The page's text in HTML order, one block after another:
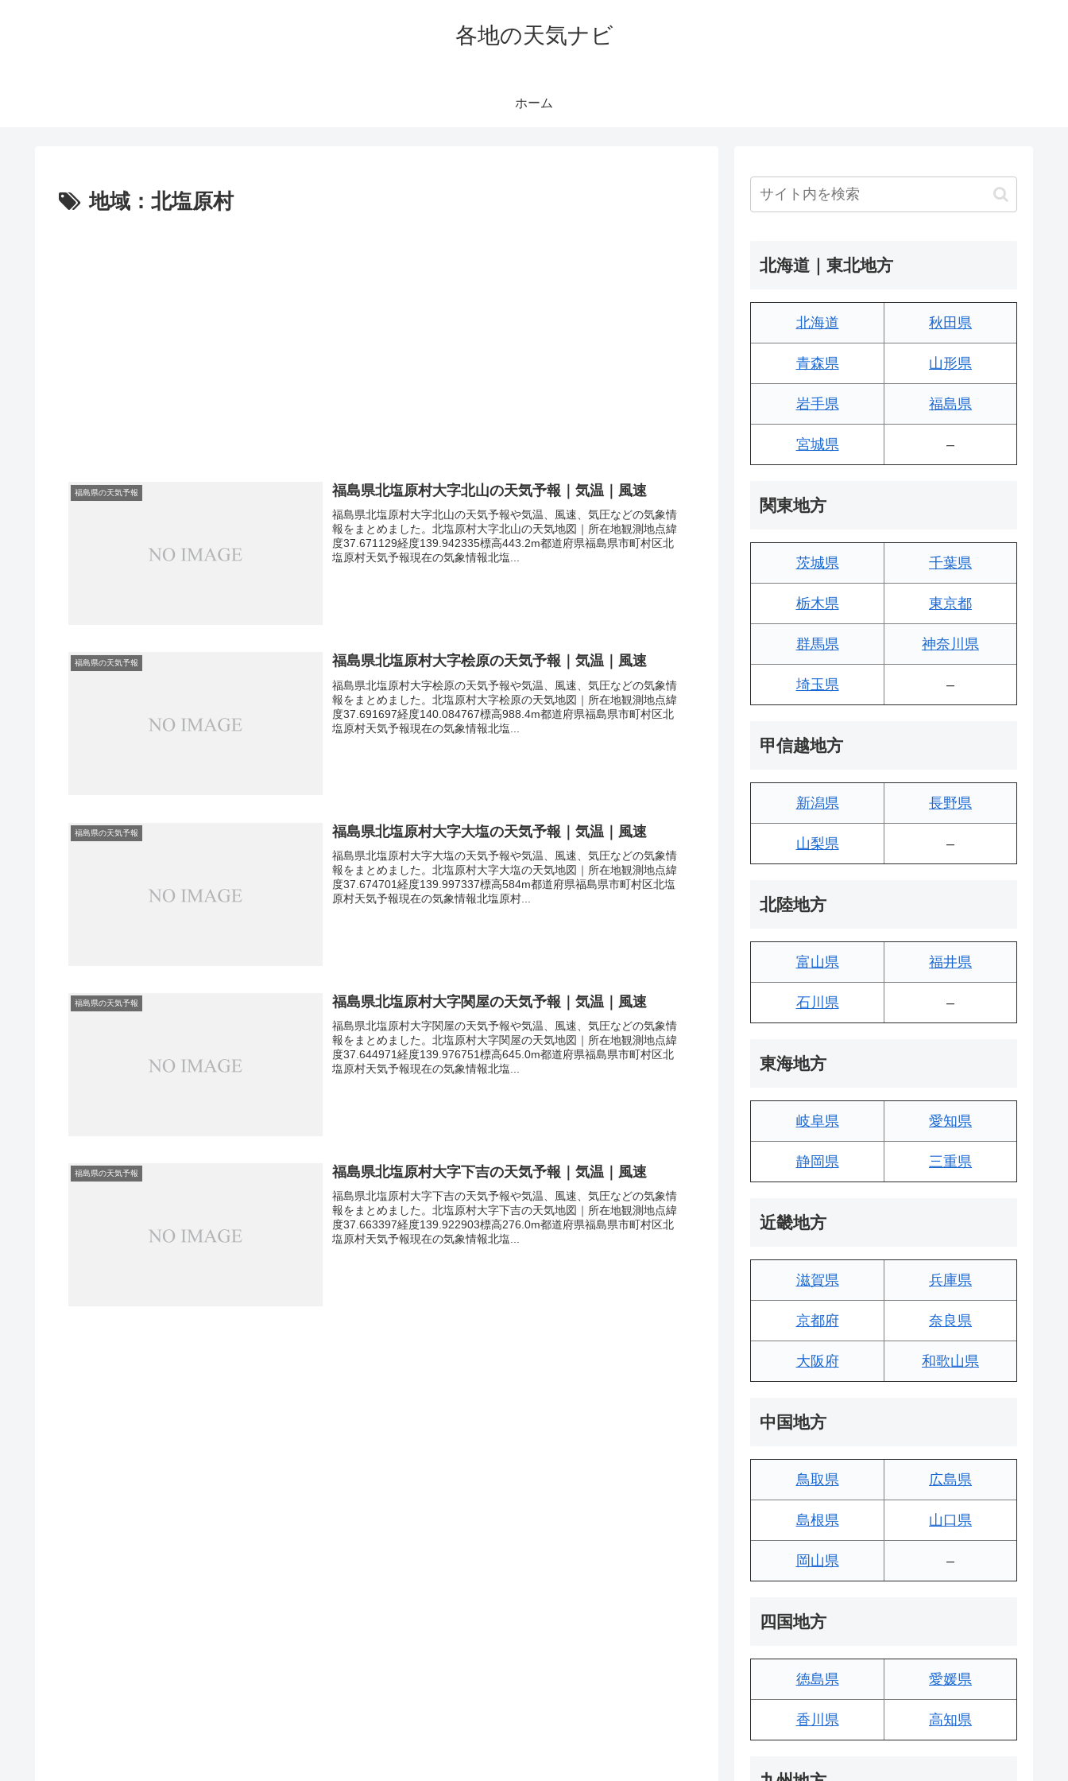
各地の天気ナビ
ホーム
地域：北塩原村
福島県の天気予報 福島県北塩原村大字北山の天気予報｜気温｜風速
福島県北塩原村大字北山の天気予報や気温、風速、気圧などの気象情
報をまとめました。北塩原村大字北山の天気地図｜所在地観測地点緯
度37.671129経度139.942335標高443.2m都道府県福島県市町村区北
塩原村天気予報現在の気象情報北塩...
福島県の天気予報 福島県北塩原村大字桧原の天気予報｜気温｜風速
福島県北塩原村大字桧原の天気予報や気温、風速、気圧などの気象情
報をまとめました。北塩原村大字桧原の天気地図｜所在地観測地点緯
度37.691697経度140.084767標高988.4m都道府県福島県市町村区北
塩原村天気予報現在の気象情報北塩...
福島県の天気予報 福島県北塩原村大字大塩の天気予報｜気温｜風速
福島県北塩原村大字大塩の天気予報や気温、風速、気圧などの気象情
報をまとめました。北塩原村大字大塩の天気地図｜所在地観測地点緯
度37.674701経度139.997337標高584m都道府県福島県市町村区北塩
原村天気予報現在の気象情報北塩原村...
福島県の天気予報 福島県北塩原村大字関屋の天気予報｜気温｜風速
福島県北塩原村大字関屋の天気予報や気温、風速、気圧などの気象情
報をまとめました。北塩原村大字関屋の天気地図｜所在地観測地点緯
度37.644971経度139.976751標高645.0m都道府県福島県市町村区北
塩原村天気予報現在の気象情報北塩...
福島県の天気予報 福島県北塩原村大字下吉の天気予報｜気温｜風速
福島県北塩原村大字下吉の天気予報や気温、風速、気圧などの気象情
報をまとめました。北塩原村大字下吉の天気地図｜所在地観測地点緯
度37.663397経度139.922903標高276.0m都道府県福島県市町村区北
塩原村天気予報現在の気象情報北塩...
北海道｜東北地方
北海道 秋田県
青森県 山形県
岩手県 福島県
宮城県 –
関東地方
茨城県 千葉県
栃木県 東京都
群馬県 神奈川県
埼玉県 –
甲信越地方
新潟県 長野県
山梨県 –
北陸地方
富山県 福井県
石川県 –
東海地方
岐阜県 愛知県
静岡県 三重県
近畿地方
滋賀県 兵庫県
京都府 奈良県
大阪府 和歌山県
中国地方
鳥取県 広島県
島根県 山口県
岡山県 –
四国地方
徳島県 愛媛県
香川県 高知県